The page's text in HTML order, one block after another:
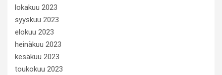
lokakuu 2023
syyskuu 2023
elokuu 2023
heinäkuu 2023
kesäkuu 2023
toukokuu 2023